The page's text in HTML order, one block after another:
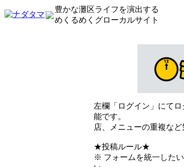
豊かな灘区ライフを演出する
めくるめくグローカルサイト
左欄「ログイン」にて
能です。
店、メニューの重複な
★投稿ルール★
※ フォームを統一した